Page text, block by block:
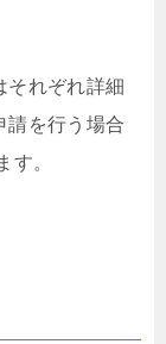
それぞれ詳細
請を行う場合
す。